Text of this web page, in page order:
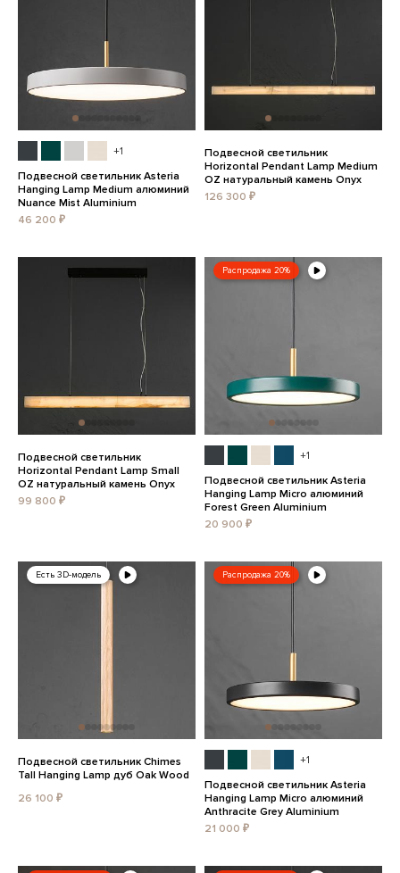
+1
Подвесной светильник Asteria
Hanging Lamp Medium алюминий
Nuance Mist Aluminium
46 200 ₽
Подвесной светильник
Horizontal Pendant Lamp Medium
OZ натуральный камень Onyx
126 300 ₽
Подвесной светильник
Horizontal Pendant Lamp Small
OZ натуральный камень Onyx
99 800 ₽
Распродажа 20%
+1
Подвесной светильник Asteria
Hanging Lamp Micro алюминий
Forest Green Aluminium
20 900 ₽
Есть 3D-модель
Подвесной светильник Chimes
Tall Hanging Lamp дуб Oak Wood
26 100 ₽
Распродажа 20%
+1
Подвесной светильник Asteria
Hanging Lamp Micro алюминий
Anthracite Grey Aluminium
21 000 ₽